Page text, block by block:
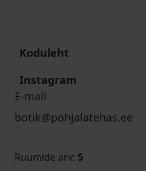
Koduleht
Instagram
E-mail
botik@pohjalatehas.ee
Ruumide arv: 5